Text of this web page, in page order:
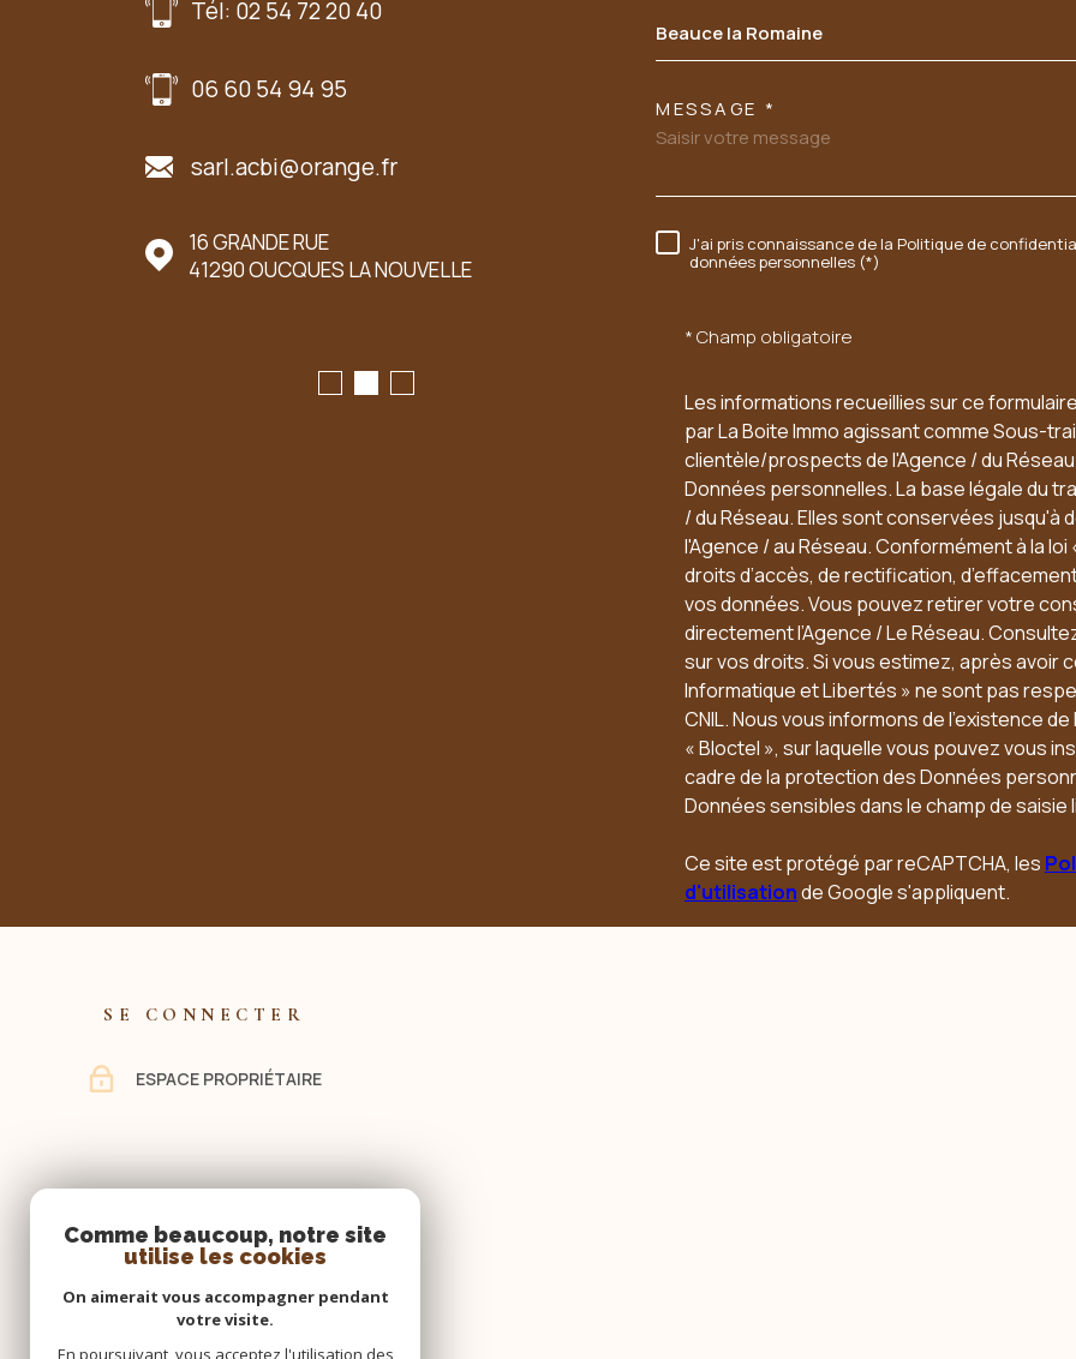
Tél: 02 54 72 20 40
06 60 54 94 95
sarl.acbi@orange.fr
16 GRANDE RUE
41290 OUCQUES LA NOUVELLE
37 FAUBOURG CHARTRAIN
VENDOME
Beauce la Romaine
MESSAGE *
RÈGLEMENTATION
J'ai pris connaissance de la Politique de
données personnelles (*)
* Champ obligatoire
Les informations recueillies sur ce
par La Boite Immo agissant comme Sous-
clientèle/prospects de l'Agence / du
Données personnelles. La base légale du
/ du Réseau. Elles sont conservées
l'Agence / au Réseau. Conformément à la
droits d’accès, de rectification,
vos données. Vous pouvez retirer votre
directement l’Agence / Le Réseau.
sur vos droits. Si vous estimez, après avoir
Informatique et Libertés » ne sont pas
CNIL. Nous vous informons de l’existence
« Bloctel », sur laquelle vous pouvez vous
cadre de la protection des Données
Données sensibles dans le champ de saisie
Ce site est protégé par reCAPTCHA, les
d'utilisationde Google s'appliquent.
SE CONNECTER
ESPACE PROPRIÉTAIRE
Comme beaucoup, notre site
utilise les cookies
On aimerait vous accompagner pendant
votre visite.
En poursuivant, vous acceptez l'utilisation des